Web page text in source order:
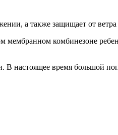
а также защищает от ветра
комбинезоне
В настоящее время большой